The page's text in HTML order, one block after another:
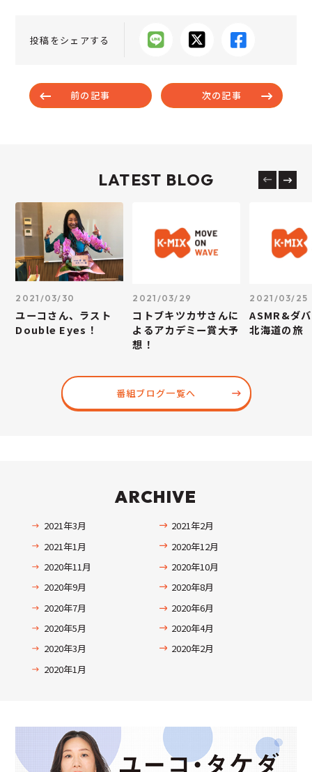
投稿をシェアする
前の記事 次の記事
LATEST BLOG
2021/03/30
ユーコさん、ラスト
Double Eyes！
2021/03/29
コトブキツカサさんに
よるアカデミー賞大予
想！
2021/03/25
ASMR&ダ
北海道の旅
番組ブログ一覧へ
ARCHIVE
2021年3月
2021年2月
2021年1月
2020年12月
2020年11月
2020年10月
2020年9月
2020年8月
2020年7月
2020年6月
2020年5月
2020年4月
2020年3月
2020年2月
2020年1月